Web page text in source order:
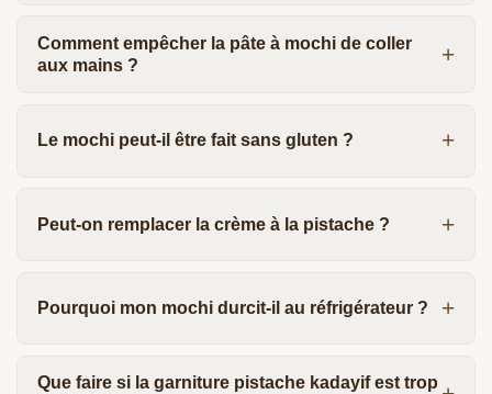
Comment empêcher la pâte à mochi de coller
aux mains ?
Le mochi peut-il être fait sans gluten ?
Peut-on remplacer la crème à la pistache ?
Pourquoi mon mochi durcit-il au réfrigérateur ?
Que faire si la garniture pistache kadayif est trop